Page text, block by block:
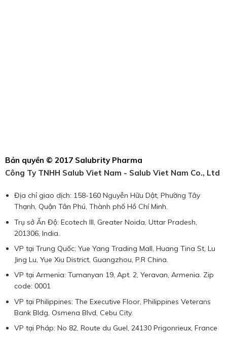
Bản quyền © 2017 Salubrity Pharma
Công Ty TNHH Salub Viet Nam - Salub Viet Nam Co., Ltd
Địa chỉ giao dịch: 158-160 Nguyễn Hữu Dật, Phường Tây
Thạnh, Quận Tân Phú, Thành phố Hồ Chí Minh.
Trụ sở Ấn Độ: Ecotech III, Greater Noida, Uttar Pradesh,
201306, India.
VP tại Trung Quốc: Yue Yang Trading Mall, Huang Tina St, Lu
Jing Lu, Yue Xiu District, Guangzhou, P.R China.
VP tại Armenia: Tumanyan 19, Apt. 2, Yeravan, Armenia. Zip
code: 0001
VP tại Philippines: The Executive Floor, Philippines Veterans
Bank Bldg, Osmena Blvd, Cebu City.
VP tại Pháp: No 82, Route du Guel, 24130 Prigonrieux, France